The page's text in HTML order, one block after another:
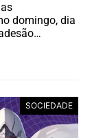
domingo, dia
SOCIEDADE